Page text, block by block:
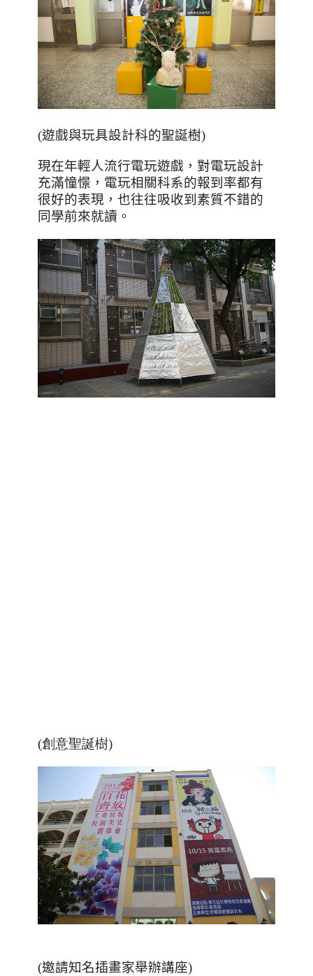
(遊戲與玩具設計科的聖誕樹)
現在年輕人流行電玩遊戲，對電玩設計
充滿憧憬，電玩相關科系的報到率都有
很好的表現，也往往吸收到素質不錯的
同學前來就讀。
(創意聖誕樹)
(邀請知名插畫家舉辦講座)